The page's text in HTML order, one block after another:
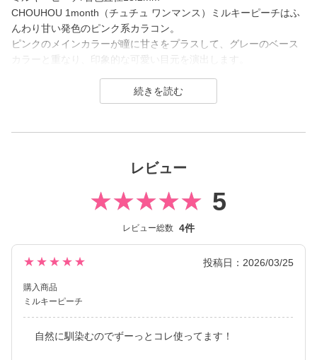
CHOUHOU 1month（チュチュ ワンマンス）ミルキーピーチはふ
んわり甘い発色のピンク系カラコン。
ピンクのメインカラーが瞳に甘さをプラスして、グレーのベース
カラーと重なり、印象的な可愛い目元を演出します。
CHOUHOUはみゆみゆこと桜井美悠さんがイメージモデルを務め
る、は「ちゅる甘質感の透明感カラコン」をコンセプトに 〈本物
やかにする透明感デザインと自然に印象をプラスするナチュラル
広くお使いいただけます。
レビュー
5
レビュー総数 4件
★★★★★ 投稿日：2026/03/25
購入商品
ミルキーピーチ
自然に馴染むのでずーっとコレ使ってます！